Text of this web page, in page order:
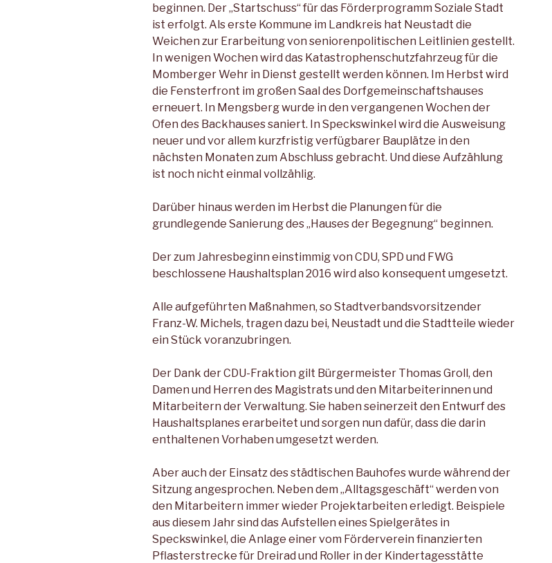
beginnen. Der „Startschuss“ für das Förderprogramm Soziale Stadt
ist erfolgt. Als erste Kommune im Landkreis hat Neustadt die
Weichen zur Erarbeitung von seniorenpolitischen Leitlinien gestellt.
In wenigen Wochen wird das Katastrophenschutzfahrzeug für die
Momberger Wehr in Dienst gestellt werden können. Im Herbst wird
die Fensterfront im großen Saal des Dorfgemeinschaftshauses
erneuert. In Mengsberg wurde in den vergangenen Wochen der
Ofen des Backhauses saniert. In Speckswinkel wird die Ausweisung
neuer und vor allem kurzfristig verfügbarer Bauplätze in den
nächsten Monaten zum Abschluss gebracht. Und diese Aufzählung
ist noch nicht einmal vollzählig.
Darüber hinaus werden im Herbst die Planungen für die
grundlegende Sanierung des „Hauses der Begegnung“ beginnen.
Der zum Jahresbeginn einstimmig von CDU, SPD und FWG
beschlossene Haushaltsplan 2016 wird also konsequent umgesetzt.
Alle aufgeführten Maßnahmen, so Stadtverbandsvorsitzender
Franz-W. Michels, tragen dazu bei, Neustadt und die Stadtteile wieder
ein Stück voranzubringen.
Der Dank der CDU-Fraktion gilt Bürgermeister Thomas Groll, den
Damen und Herren des Magistrats und den Mitarbeiterinnen und
Mitarbeitern der Verwaltung. Sie haben seinerzeit den Entwurf des
Haushaltsplanes erarbeitet und sorgen nun dafür, dass die darin
enthaltenen Vorhaben umgesetzt werden.
Aber auch der Einsatz des städtischen Bauhofes wurde während der
Sitzung angesprochen. Neben dem „Alltagsgeschäft“ werden von
den Mitarbeitern immer wieder Projektarbeiten erledigt. Beispiele
aus diesem Jahr sind das Aufstellen eines Spielgerätes in
Speckswinkel, die Anlage einer vom Förderverein finanzierten
Pflasterstrecke für Dreirad und Roller in der Kindertagesstätte